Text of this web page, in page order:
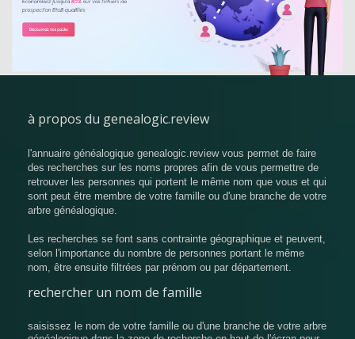
à propos du genealogic.review
l'annuaire généalogique genealogic.review vous permet de faire
des recherches sur les noms propres afin de vous permettre de
retrouver les personnes qui portent le même nom que vous et qui
sont peut être membre de votre famille ou d'une branche de votre
arbre généalogique.
Les recherches se font sans contrainte géographique et peuvent,
selon l'importance du nombre de personnes portant le même
nom, être ensuite filtrées par prénom ou par département.
rechercher un nom de famille
saisissez le nom de votre famille ou d'une branche de votre arbre